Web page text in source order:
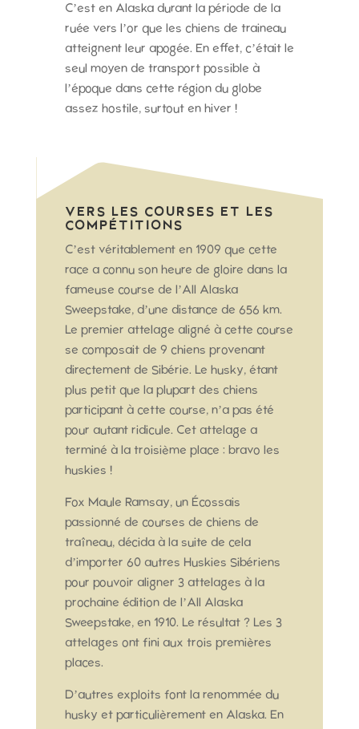
C’est en Alaska durant la période de la
ruée vers l’or que les chiens de traineau
atteignent leur apogée. En effet, c’était le
seul moyen de transport possible à
l’époque dans cette région du globe
assez hostile, surtout en hiver !
VERS LES COURSES ET LES
COMPÉTITIONS
C’est véritablement en 1909 que cette
race a connu son heure de gloire dans la
fameuse course de l’All Alaska
Sweepstake, d’une distance de 656 km.
Le premier attelage aligné à cette course
se composait de 9 chiens provenant
directement de Sibérie. Le husky, étant
plus petit que la plupart des chiens
participant à cette course, n’a pas été
pour autant ridicule. Cet attelage a
terminé à la troisième place : bravo les
huskies !
Fox Maule Ramsay, un Écossais
passionné de courses de chiens de
traîneau, décida à la suite de cela
d’importer 60 autres Huskies Sibériens
pour pouvoir aligner 3 attelages à la
prochaine édition de l’All Alaska
Sweepstake, en 1910. Le résultat ? Les 3
attelages ont fini aux trois premières
places.
D’autres exploits font la renommée du
husky et particulièrement en Alaska. En